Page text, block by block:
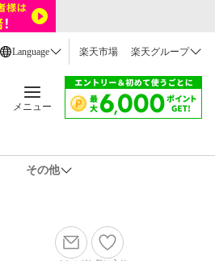
Language 楽天市場 楽天グループ
メニュー
その他